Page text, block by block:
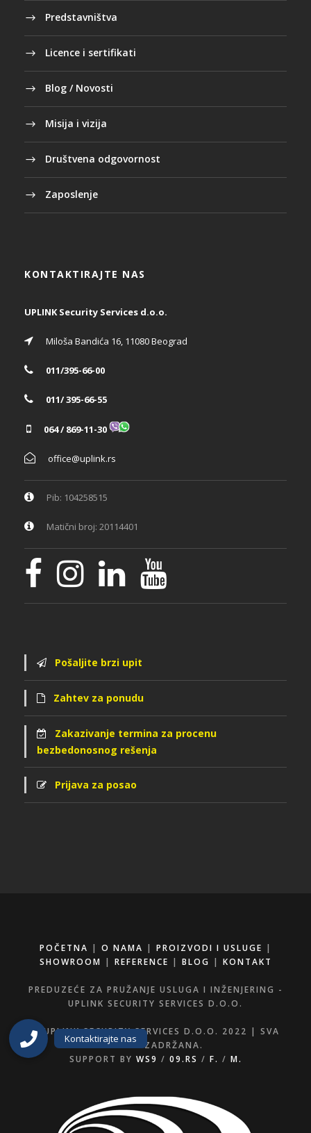
Predstavništva
Licence i sertifikati
Blog / Novosti
Misija i vizija
Društvena odgovornost
Zaposlenje
KONTAKTIRAJTE NAS
UPLINK Security Services d.o.o.
Miloša Bandića 16, 11080 Beograd
011/395-66-00
011/ 395-66-55
064 / 869-11-30
office@uplink.rs
Pib: 104258515
Matični broj: 20114401
Pošaljite brzi upit
Zahtev za ponudu
Zakazivanje termina za procenu
bezbedonosnog rešenja
Prijava za posao
POČETNA | O NAMA | PROIZVODI I USLUGE |
SHOWROOM | REFERENCE | BLOG | KONTAKT
PREDUZEĆE ZA PRUŽANJE USLUGA I INŽENJERING -
UPLINK SECURITY SERVICES D.O.O.
© UPLINK SECURITY SERVICES D.O.O. 2022 | SVA
PRAVA ZADRŽANA.
SUPPORT BY WS9 / 09.RS / F. / M.